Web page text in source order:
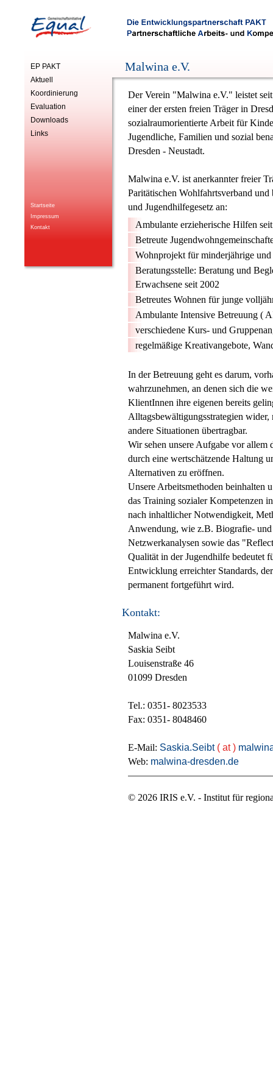
EP PAKT
Aktuell
Koordinierung
Evaluation
Downloads
Links
Startseite
Impressum
Kontakt
Malwina e.V.
Der Verein "Malwina e.V." leistet
einer der ersten freien Träger in
sozialraumorientierte Arbeit für
Jugendliche, Familien und sozial
Dresden - Neustadt.
Malwina e.V. ist anerkannter freier
Paritätischen Wohlfahrtsverband
und Jugendhilfegesetz an:
Ambulante erzieherische Hilfen
Betreute
Wohnprojekt für minderjährige
Beratungsstelle: Beratung und
Erwachsene seit 2002
Betreutes Wohnen für junge
Ambulante Intensive Betreuung (
verschiedene Kurs- und
regelmäßige Kreativangebote,
In der Betreuung geht es darum,
wahrzunehmen, an denen sich die
KlientInnen ihre eigenen bereits
Alltagsbewältigungsstrategien wider,
andere Situationen übertragbar.
Wir sehen unsere Aufgabe vor
durch eine wertschätzende Haltung
Alternativen zu eröffnen.
Unsere Arbeitsmethoden beinhalten
das Training sozialer Kompetenzen
nach inhaltlicher Notwendigkeit,
Anwendung, wie z.B. Biografie-
Netzwerkanalysen sowie das
Qualität in der Jugendhilfe bedeutet
Entwicklung erreichter Standards,
permanent fortgeführt wird.
Kontakt:
Malwina e.V.
Saskia Seibt
Louisenstraße 46
01099 Dresden
Tel.: 0351- 8023533
Fax: 0351- 8048460
E-Mail: Saskia.Seibt ( at )
Web: malwina-dresden.de
© 2026 IRIS e.V. - Institut für